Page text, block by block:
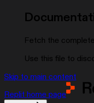
Fetch the
Use this file to
Skip to main content
Replit home page